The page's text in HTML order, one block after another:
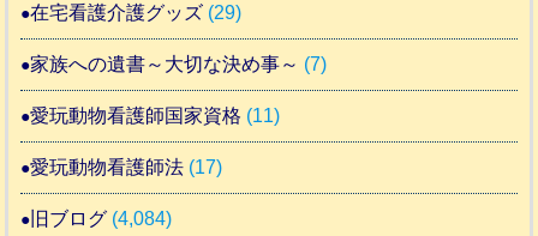
在宅看護介護グッズ (29)
家族への遺書～大切な決め事～ (7)
愛玩動物看護師国家資格 (11)
愛玩動物看護師法 (17)
旧ブログ (4,084)